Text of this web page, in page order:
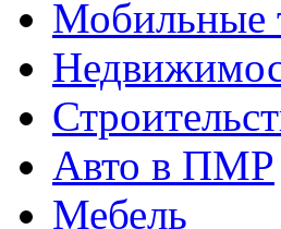
Мобильные
Авто в ПМР
Мебель